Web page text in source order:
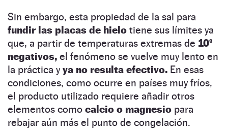
Sin embargo, esta propiedad de la sal para
fundir las placas de hielo tiene sus límites ya
que, a partir de temperaturas extremas de 10º
negativos, el fenómeno se vuelve muy lento en
la práctica yya no resulta efectivo. En esas
condiciones, como ocurre en países muy fríos,
el producto utilizado requiere añadir otros
elementos como calcio o magnesio para
rebajar aún más el punto de congelación.